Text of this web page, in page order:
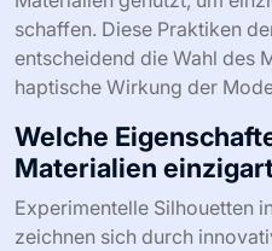
schaffen. Diese Praktiken
entscheidend die Wahl des
haptische Wirkung der
Welche
Materialien
Experimentelle Silhouetten
zeichnen sich durch